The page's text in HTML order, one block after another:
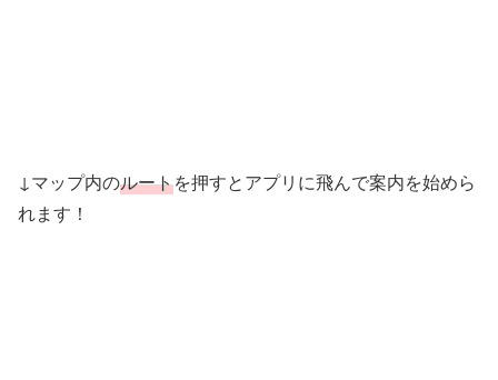
↓マップ内のルートを押すとアプリに飛んで案内を始めら
れます！